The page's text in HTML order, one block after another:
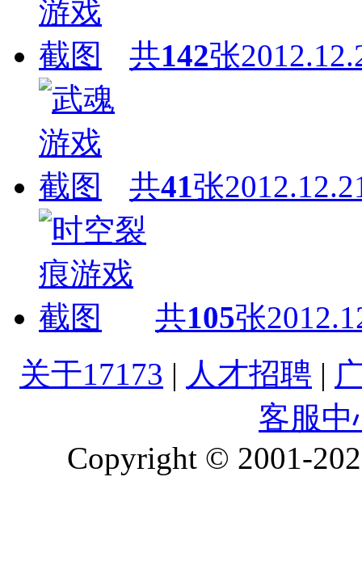
共142张
共41张
共105张
关于17173 | 人才招聘 |
客服中
Copyright © 2001-